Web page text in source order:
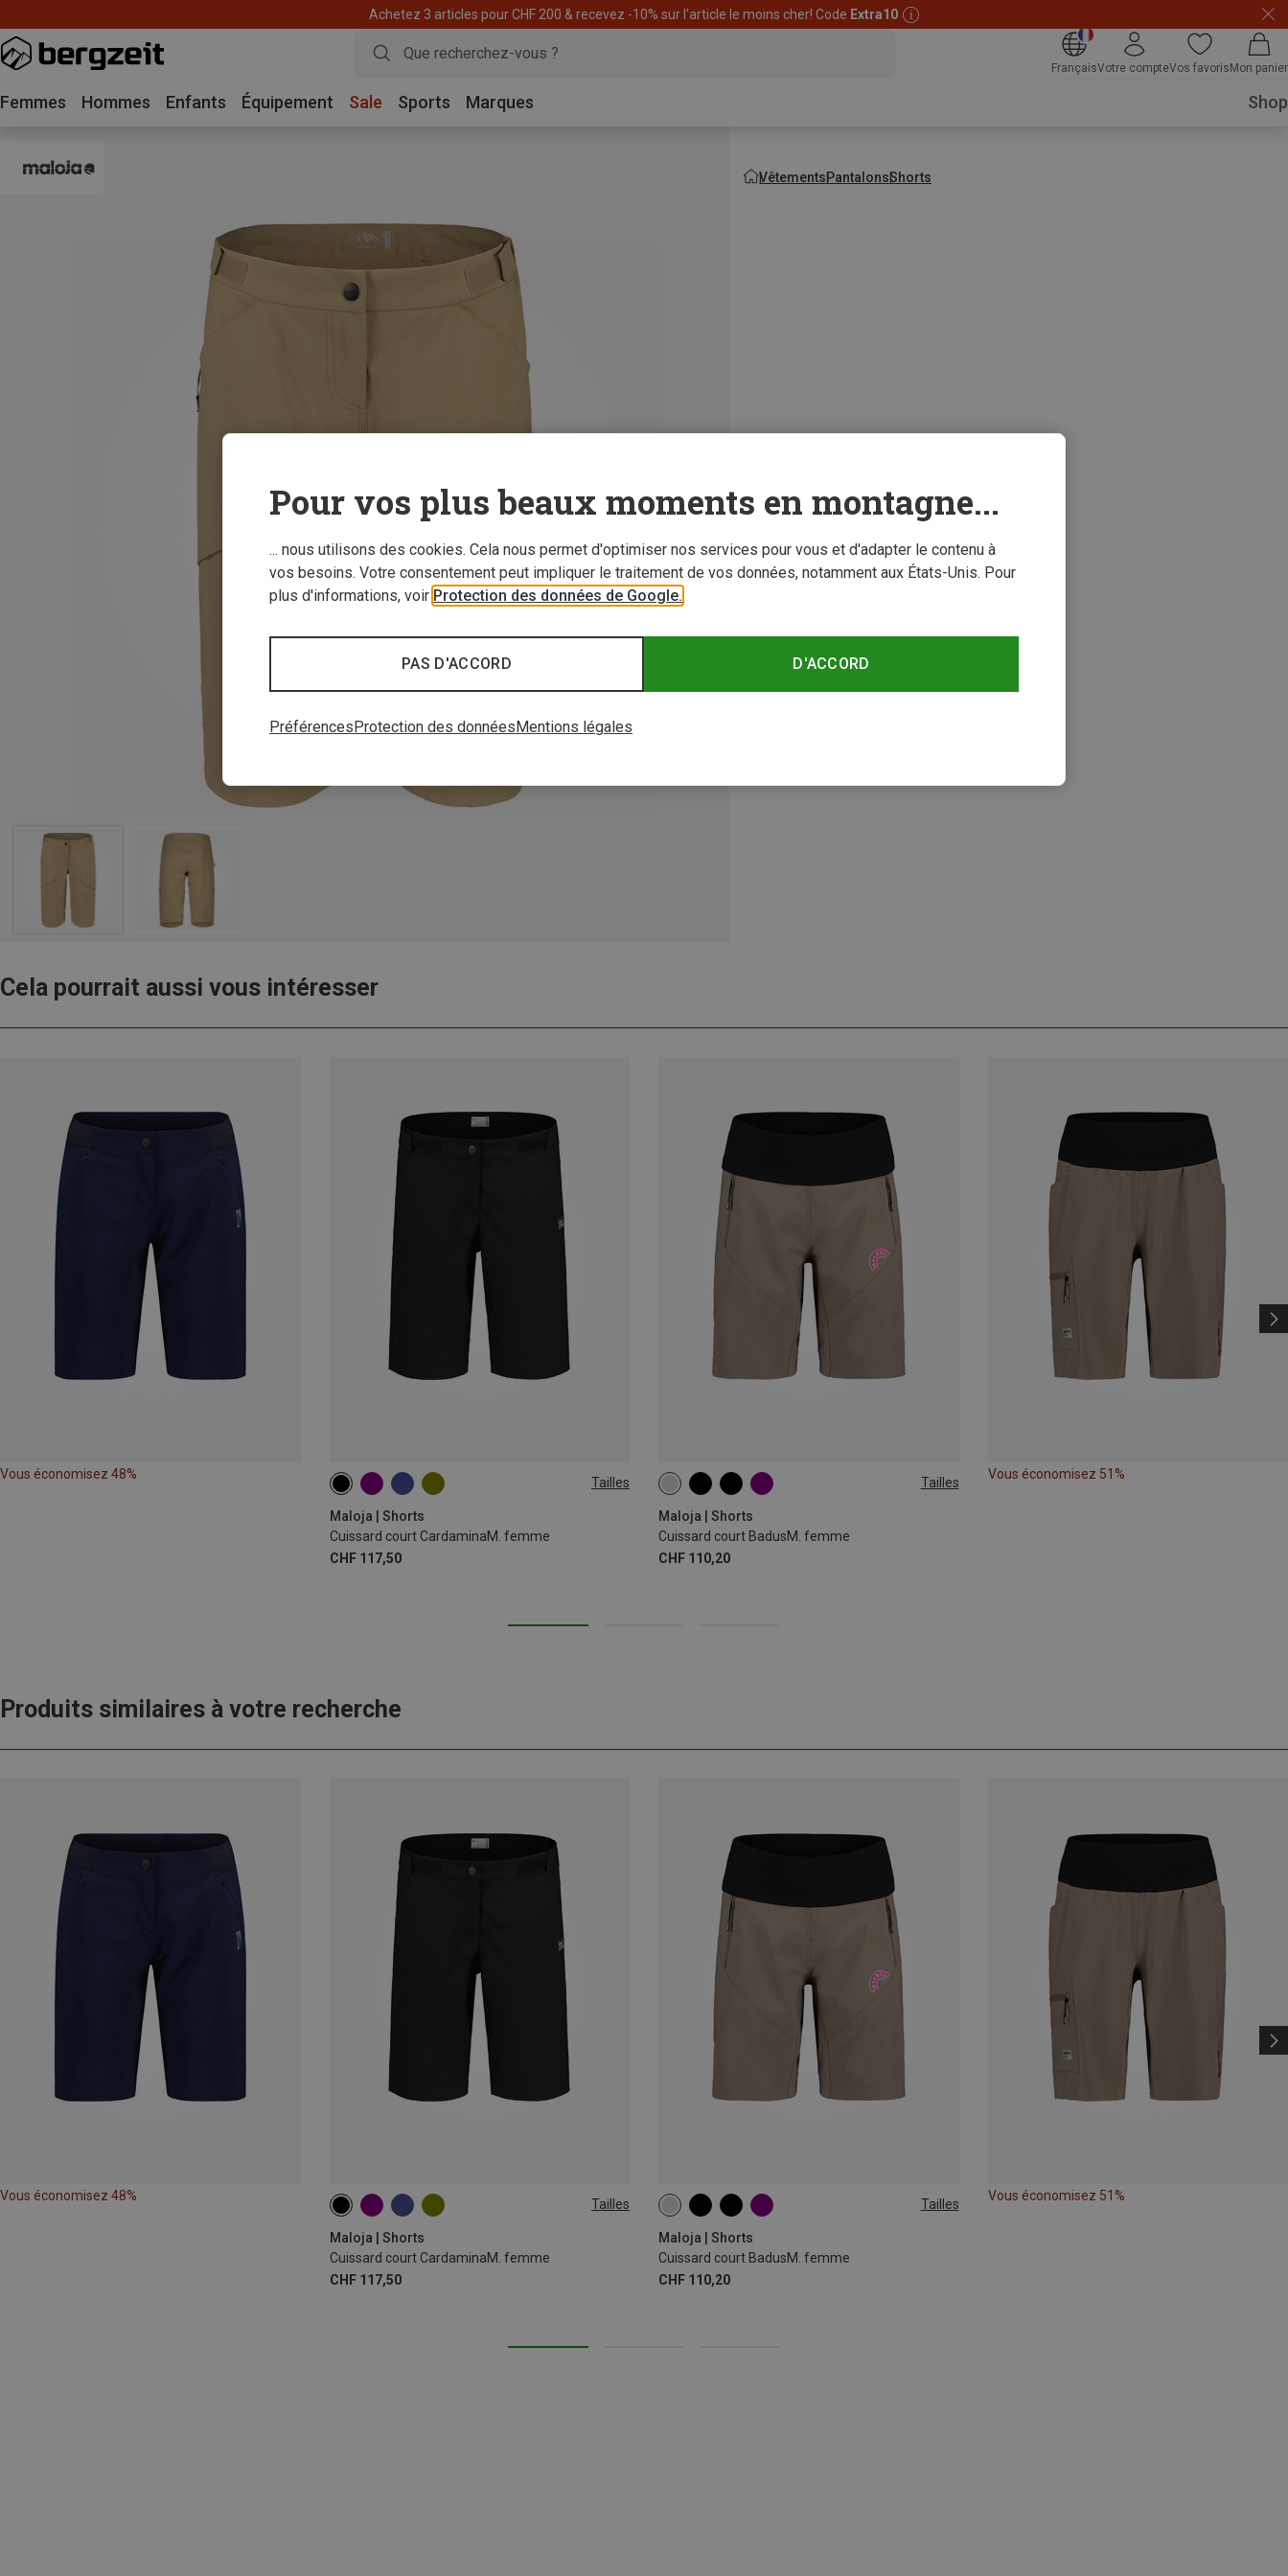
Achetez 3 articles pour CHF 200 & recevez -10% sur l'article le moins cher! Code Extra10
FrançaisVotre compteVos favoris Mon panier
Femmes Hommes Enfants Équipement Sale Sports Marques Shop
VêtementsPantalonsShorts
Cela pourrait aussi vous intéresser
Vous économisez 48%
Tailles
Maloja | Shorts
Cuissard court CardaminaM. femme
CHF 117,50
XS S M Tailles
Maloja | Shorts
Cuissard court BadusM. femme
CHF 110,20
XS S L
Vous économisez 51%
Produits similaires à votre recherche
Vous économisez 48%
Tailles
Maloja | Shorts
Cuissard court CardaminaM. femme
CHF 117,50
XS S M Tailles
Maloja | Shorts
Cuissard court BadusM. femme
CHF 110,20
XS S L
Vous économisez 51%
Pour vos plus beaux moments en montagne...
... nous utilisons des cookies. Cela nous permet d'optimiser nos services pour vous et d'adapter le contenu à
vos besoins. Votre consentement peut impliquer le traitement de vos données, notamment aux États-Unis. Pour
plus d'informations, voir Protection des données de Google.
D'ACCORD
PAS D'ACCORD
PréférencesProtection des donnéesMentions légales